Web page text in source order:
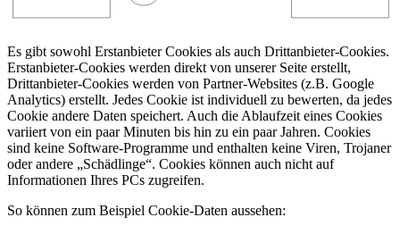
Es gibt sowohl Erstanbieter Cookies als auch Drittanbieter-Cookies.
Erstanbieter-Cookies werden direkt von unserer Seite erstellt,
Drittanbieter-Cookies werden von Partner-Websites (z.B. Google
Analytics) erstellt. Jedes Cookie ist individuell zu bewerten, da jedes
Cookie andere Daten speichert. Auch die Ablaufzeit eines Cookies
variiert von ein paar Minuten bis hin zu ein paar Jahren. Cookies
sind keine Software-Programme und enthalten keine Viren, Trojaner
oder andere „Schädlinge“. Cookies können auch nicht auf
Informationen Ihres PCs zugreifen.
So können zum Beispiel Cookie-Daten aussehen: